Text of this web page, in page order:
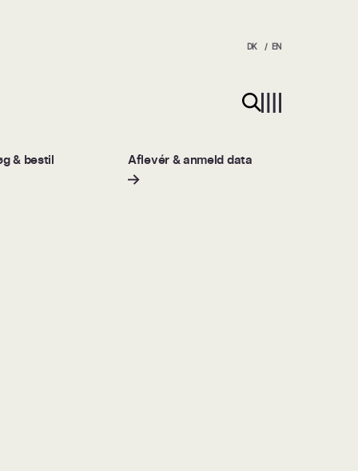
DK EN
Søg på hjemmesiden
& bestil Aflevér & anmeld data